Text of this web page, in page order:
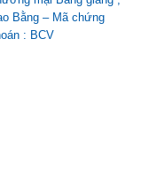
Bằng – Mã chứng
: BCV